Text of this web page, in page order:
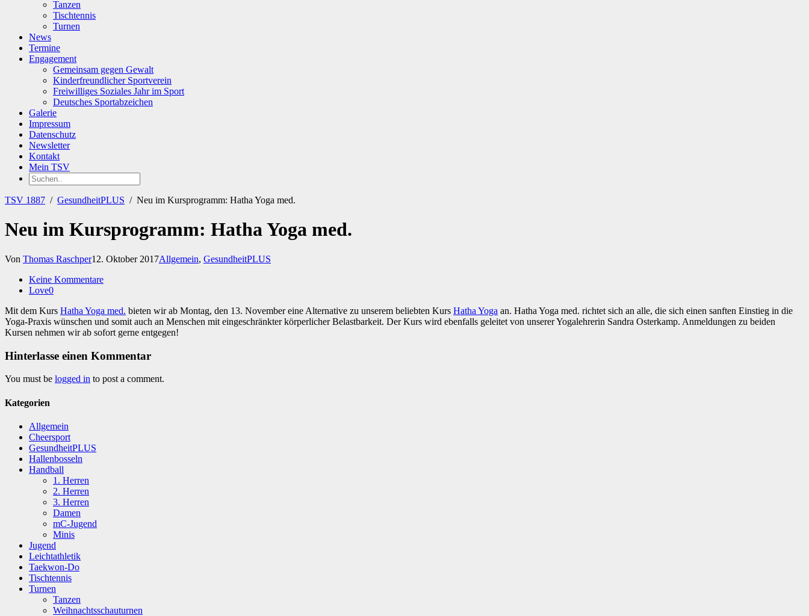
Tanzen
Tischtennis
Turnen
News
Termine
Engagement
Gemeinsam gegen Gewalt
Kinderfreundlicher Sportverein
Freiwilliges Soziales Jahr im Sport
Deutsches Sportabzeichen
Galerie
Impressum
Datenschutz
Newsletter
Kontakt
Mein TSV
TSV 1887 / GesundheitPLUS / Neu im Kursprogramm: Hatha Yoga med.
Neu im Kursprogramm: Hatha Yoga med.
Von Thomas Raschper12. Oktober 2017Allgemein, GesundheitPLUS
Keine Kommentare
Love0
Mit dem Kurs Hatha Yoga med. bieten wir ab Montag, den 13. November eine Alternative zu unserem beliebten Kurs Hatha Yoga an. Hatha Yoga med. richtet sich an alle, die sich einen sanften Einstieg in die
Yoga-Praxis wünschen und somit auch an Menschen mit eingeschränkter körperlicher Belastbarkeit. Der Kurs wird ebenfalls geleitet von unserer Yogalehrerin Sandra Osterkamp. Anmeldungen zu beiden
Kursen nehmen wir ab sofort gerne entgegen!
Hinterlasse einen Kommentar
You must be logged in to post a comment.
Kategorien
Allgemein
Cheersport
GesundheitPLUS
Hallenbosseln
Handball
1. Herren
2. Herren
3. Herren
Damen
mC-Jugend
Minis
Jugend
Leichtathletik
Taekwon-Do
Tischtennis
Turnen
Tanzen
Weihnachtsschauturnen